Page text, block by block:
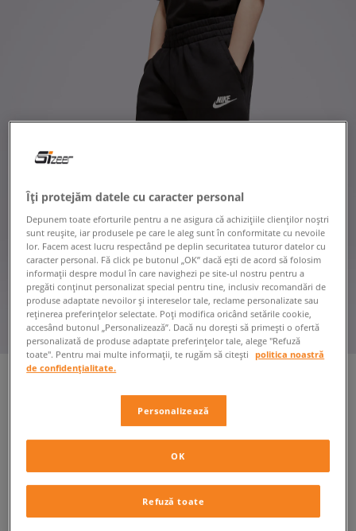
NIKE PANTALONI SCURȚI
SPORTSWEAR CLUB FLEECE
BOY
129,99 RON
Îți protejăm datele cu caracter personal
Depunem toate eforturile pentru a ne asigura că achizițiile clienților noștri
sunt reușite, iar produsele pe care le aleg sunt în conformitate cu nevoile
lor. Facem acest lucru respectând pe deplin securitatea tuturor datelor cu
caracter personal. Fă click pe butonul „OK” dacă ești de acord să folosim
informații despre modul în care navighezi pe site-ul nostru pentru a
pregăti conținut personalizat special pentru tine, inclusiv recomandări de
produse adaptate nevoilor și intereselor tale, reclame personalizate sau
reținerea preferințelor selectate. Poți modifica oricând setările cookie,
accesând butonul „Personalizează”. Dacă nu dorești să primești o ofertă
personalizată de produse adaptate preferințelor tale, alege "Refuză
toate". Pentru mai multe informații, te rugăm să citești
politica noastră
de confidențialitate.
Personalizează
Refuză toate
OK